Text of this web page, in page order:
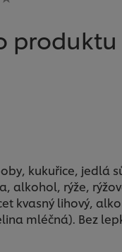
produktu
kukuřice,
alkohol, rýže,
kvasný lihový,
mléčná). Bez